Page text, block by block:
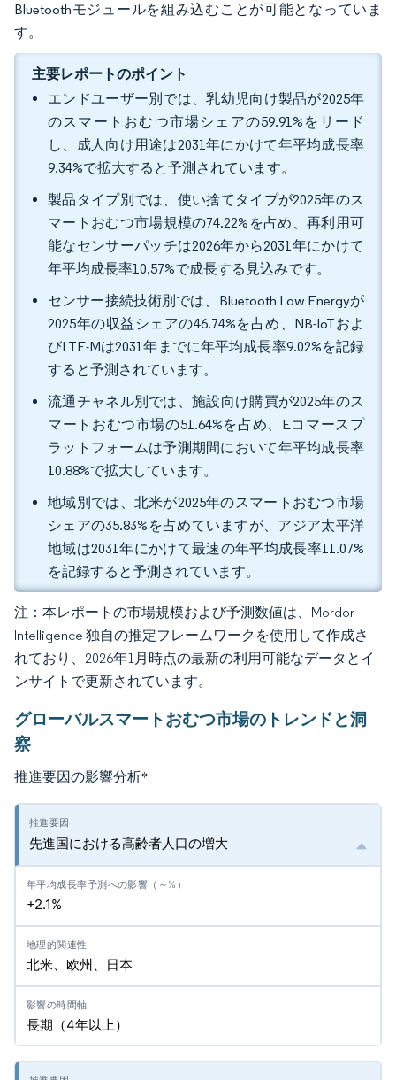
Bluetoothモジュールを組み込むことが可能となっていま
す。
主要レポートのポイント
エンドユーザー別では、乳幼児向け製品が2025年
のスマートおむつ市場シェアの59.91%をリード
し、成人向け用途は2031年にかけて年平均成長率
9.34%で拡大すると予測されています。
製品タイプ別では、使い捨てタイプが2025年のス
マートおむつ市場規模の74.22%を占め、再利用可
能なセンサーパッチは2026年から2031年にかけて
年平均成長率10.57%で成長する見込みです。
センサー接続技術別では、Bluetooth Low Energyが
2025年の収益シェアの46.74%を占め、NB-IoTおよ
びLTE-Mは2031年までに年平均成長率9.02%を記録
すると予測されています。
流通チャネル別では、施設向け購買が2025年のス
マートおむつ市場の51.64%を占め、Eコマースプ
ラットフォームは予測期間において年平均成長率
10.88%で拡大しています。
地域別では、北米が2025年のスマートおむつ市場
シェアの35.83%を占めていますが、アジア太平洋
地域は2031年にかけて最速の年平均成長率11.07%
を記録すると予測されています。
注：本レポートの市場規模および予測数値は、Mordor
Intelligence 独自の推定フレームワークを使用して作成さ
れており、2026年1月時点の最新の利用可能なデータとイ
ンサイトで更新されています。
グローバルスマートおむつ市場のトレンドと洞
察
推進要因の影響分析*
先進国における高齢者人口の増大
+2.1%
北米、欧州、日本
長期（4年以上）